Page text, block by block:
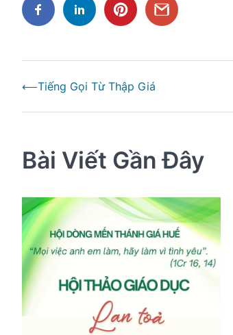
hướng
bài
⟵Tiếng Gọi Từ Thập Giá
Bài Viết Gần Đây